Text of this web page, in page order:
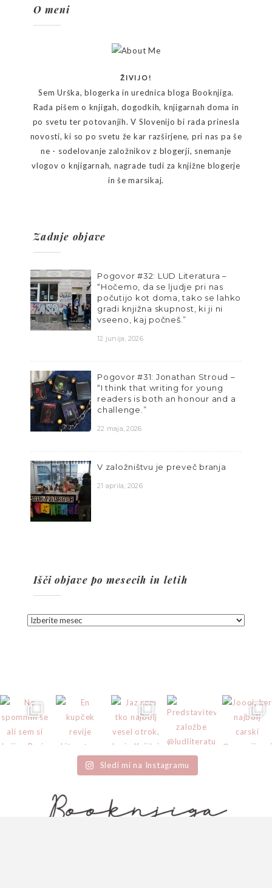
O meni
ŽIVIJO!
Sem Urška, blogerka in urednica bloga Booknjiga.
Rada pišem o knjigah, dogodkih, knjigarnah doma in
po svetu ter potovanjih. V Slovenijo bi rada prinesla
novosti, ki so po svetu že kar razširjene, pri nas pa še
ne - sodelovanje založnikov z blogerji, snemanje
vlogov o knjigarnah, nagrade tudi za knjižne blogerje
in še marsikaj.
Zadnje objave
Pogovor #32: LUD Literatura –
“Hočemo, da se ljudje pri nas
počutijo kot doma, tako se lahko
gradi knjižna skupnost, ki ji ni
vseeno, kaj počneš.”
12 junija, 2026
Pogovor #31: Jonathan Stroud –
“I think that writing for young
readers is both an honour and a
challenge.”
22 maja, 2026
V založništvu je preveč branja
21 aprila, 2026
Išči objave po mesecih in letih
Sledi mi na Instagramu